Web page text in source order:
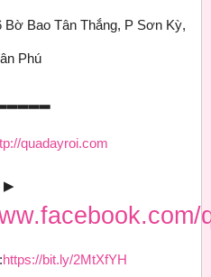
Bờ Bao Tân Thắng, P Sơn Kỳ,
Phú
quadayroi.com
▶
:https://bit.ly/2MtXfYH